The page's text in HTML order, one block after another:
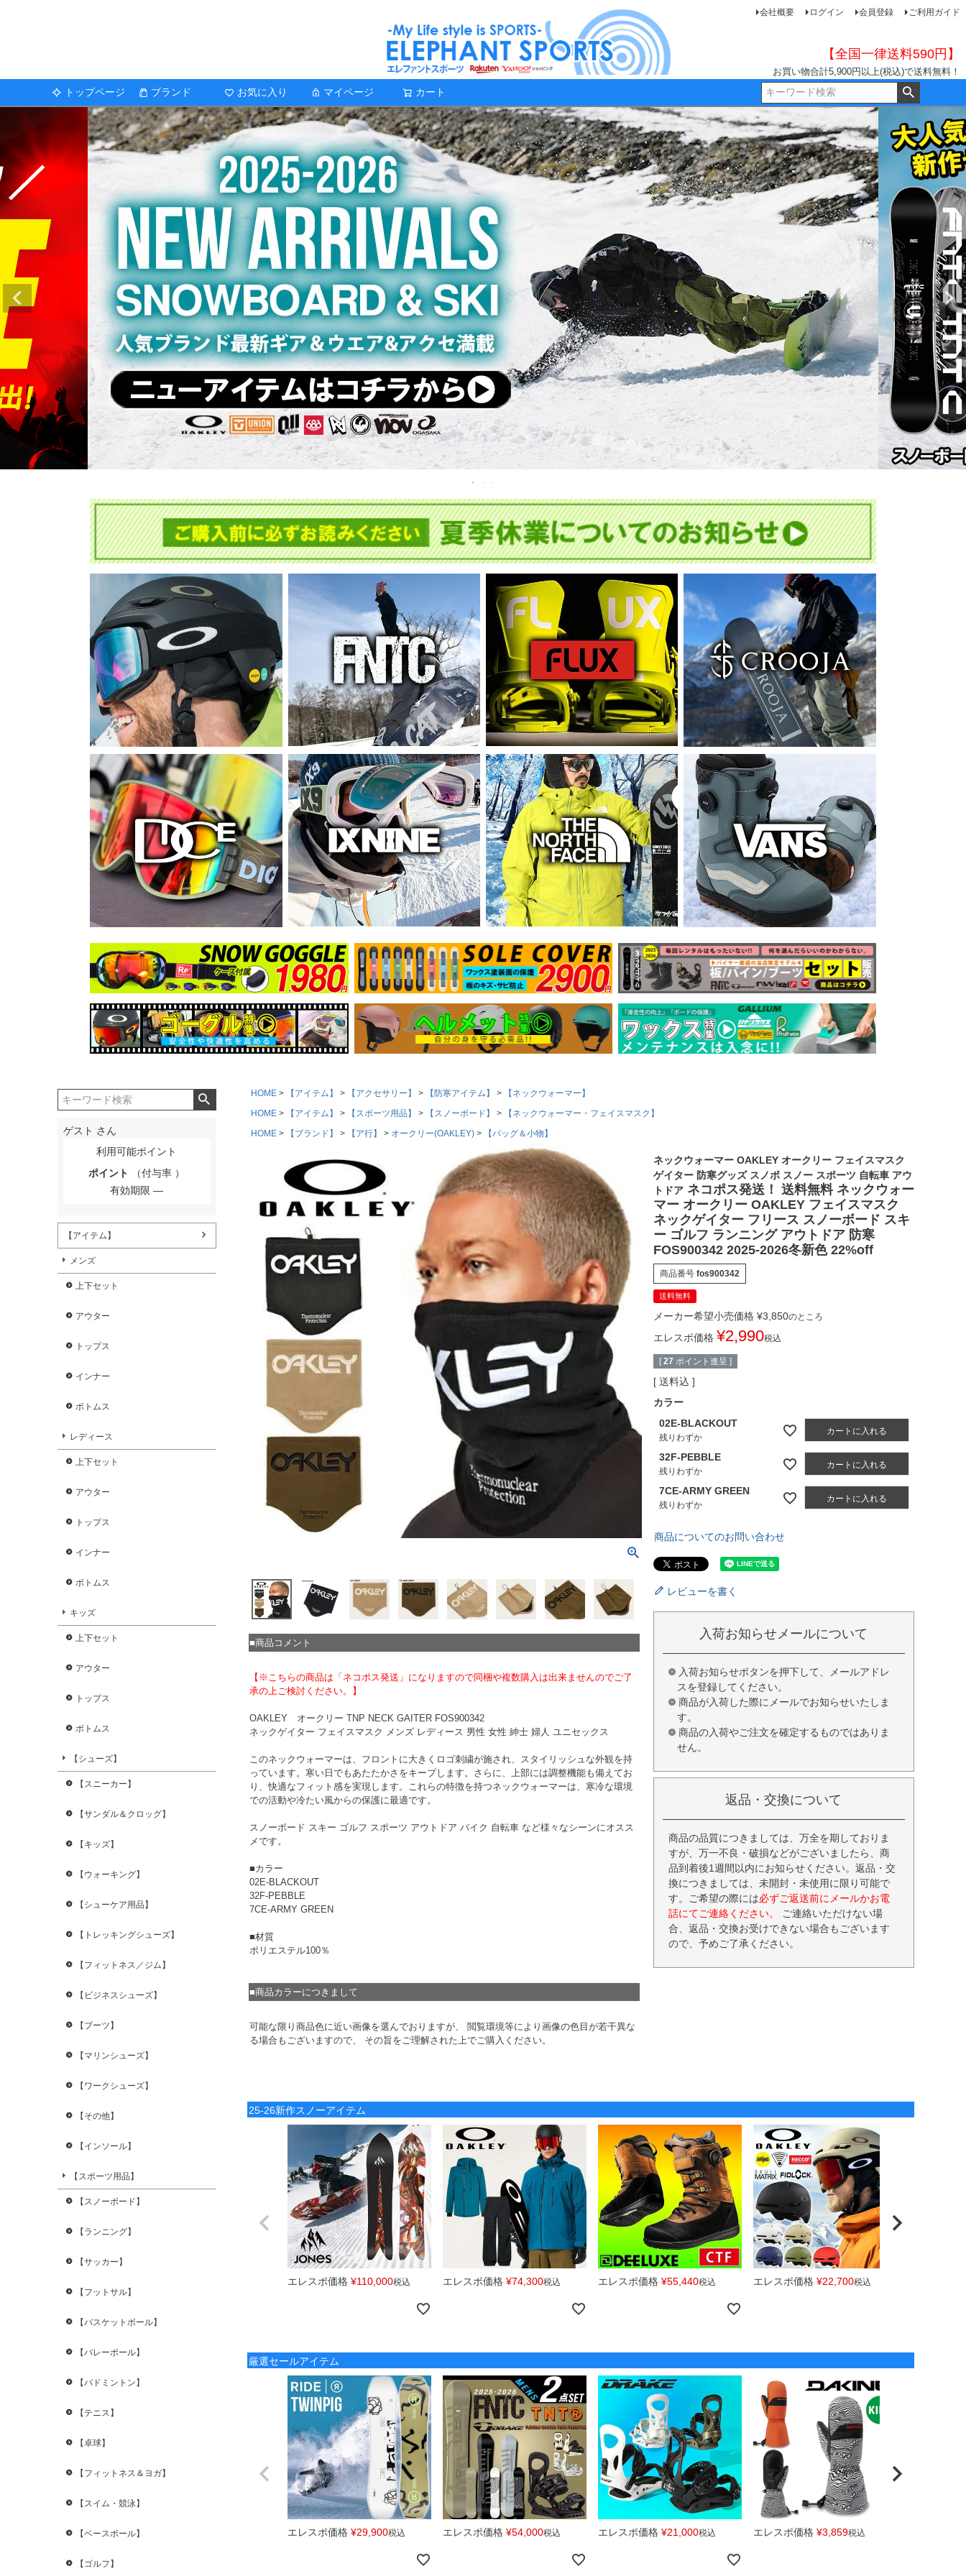
会社概要 ログイン 会員登録 ご利用ガイド
【全国一律送料590円】
お買い物合計5,900円以上(税込)で送料無料！
トップページ ブランド お気に入り マイページ カート
ゲスト さん
利用可能ポイント
ポイント
（付与率 ）
有効期限
【アイテム】
メンズ
上下セット
アウター
トップス
インナー
ボトムス
レディース
上下セット
アウター
トップス
インナー
ボトムス
キッズ
上下セット
アウター
トップス
ボトムス
【シューズ】
【スニーカー】
【サンダル＆クロッグ】
【キッズ】
【ウォーキング】
【シューケア用品】
【トレッキングシューズ】
【フィットネス／ジム】
【ビジネスシューズ】
【ブーツ】
【マリンシューズ】
【ワークシューズ】
【その他】
【インソール】
【スポーツ用品】
【スノーボード】
【ランニング】
【サッカー】
【フットサル】
【バスケットボール】
【バレーボール】
【バドミントン】
【テニス】
【卓球】
【フィットネス＆ヨガ】
【スイム・競泳】
【ベースボール】
【ゴルフ】
HOME 【アイテム】 【アクセサリー】 【防寒アイテム】
【ネックウォーマー】
HOME
【アイテム】 【スポーツ用品】 【スノーボード】
【ネックウォーマー・フェイスマスク】
HOME
【ブランド】 【ア行】 オークリー(OAKLEY) 【バッグ＆小物】
■商品コメント
【※こちらの商品は「ネコポス発送」になりますので同梱や複数購入は出来ませんのでご了
承の上ご検討ください。】
OAKLEY オークリー TNP NECK GAITER FOS900342
ネックゲイター フェイスマスク メンズ レディース 男性 女性 紳士 婦人 ユニセックス
このネックウォーマーは、フロントに大きくロゴ刺繍が施され、スタイリッシュな外観を持
っています。寒い日でもあたたかさをキープします。さらに、上部には調整機能も備えてお
り、快適なフィット感を実現します。これらの特徴を持つネックウォーマーは、寒冷な環境
での活動や冷たい風からの保護に最適です。
スノーボード スキー ゴルフ スポーツ アウトドア バイク 自転車 など様々なシーンにオスス
メです。
■カラー
02E-BLACKOUT
32F-PEBBLE
7CE-ARMY GREEN
■材質
ポリエステル100％
■商品カラーにつきまして
可能な限り商品色に近い画像を選んでおりますが、 閲覧環境等により画像の色目が若干異な
る場合もございますので、 その旨をご理解された上でご購入ください。
ネックウォーマー OAKLEY オークリー フェイスマスク
ゲイター 防寒グッズ スノボ スノー スポーツ 自転車 アウ
トドア ネコポス発送！ 送料無料 ネックウォー
マー オークリー OAKLEY フェイスマスク
ネックゲイター フリース スノーボード スキ
ー ゴルフ ランニング アウトドア 防寒
FOS900342 2025-2026冬新色 22%off
商品番号 fos900342
送料無料
メーカー希望小売価格 ¥3,850のところ
エレスポ価格 ¥2,990税込
[ 27 ポイント進呈 ]
送料込
カラー
02E-BLACKOUT
残りわずか
カートに入れる
32F-PEBBLE
残りわずか
カートに入れる
7CE-ARMY GREEN
残りわずか
カートに入れる
商品についてのお問い合わせ
レビューを書く
入荷お知らせメールについて
入荷お知らせボタンを押下して、メールアドレ
スを登録してください。
商品が入荷した際にメールでお知らせいたしま
す。
商品の入荷やご注文を確定するものではありま
せん。
返品・交換について
商品の品質につきましては、万全を期しておりま
すが、万一不良・破損などがございましたら、商
品到着後1週間以内にお知らせください。返品・交
換につきましては、未開封・未使用に限り可能で
す。ご希望の際には必ずご返送前にメールかお電
話にてご連絡ください。
ご連絡いただけない場
合、返品・交換お受けできない場合もございます
ので、予めご了承ください。
25-26新作スノーアイテム
エレスポ価格 ¥110,000税込 エレスポ価格 ¥74,300税込 エレスポ価格 ¥55,440税込 エレスポ価格 ¥22,700税込
厳選セールアイテム
エレスポ価格 ¥29,900税込 エレスポ価格 ¥54,000税込 エレスポ価格 ¥21,000税込 エレスポ価格 ¥3,859税込